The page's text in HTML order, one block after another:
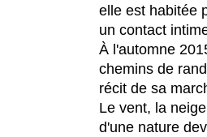
elle est habitée
un contact
À l'automne
chemins de
récit de sa
Le vent, la
d'une nature